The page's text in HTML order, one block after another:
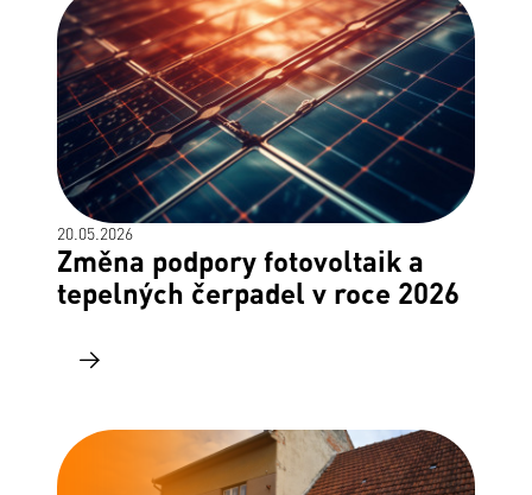
20.05.2026
Změna podpory fotovoltaik a
tepelných čerpadel v roce 2026